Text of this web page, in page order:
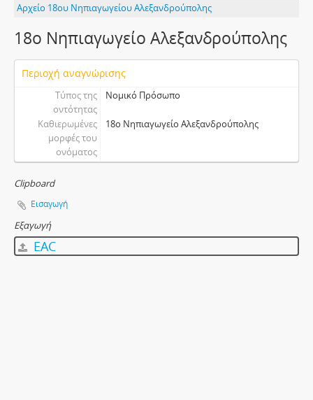
Αρχείο 18ου Νηπιαγωγείου Αλεξανδρούπολης
18ο Νηπιαγωγείο Αλεξανδρούπολης
Περιοχή αναγνώρισης
Τύπος της
οντότητας
Νομικό Πρόσωπο
Καθιερωμένες
μορφές του
ονόματος
18ο Νηπιαγωγείο Αλεξανδρούπολης
Clipboard
Εισαγωγή
Εξαγωγή
EAC